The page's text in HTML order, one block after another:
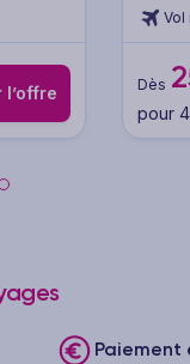
l’offre
Vol
Dès
pour
Paiement